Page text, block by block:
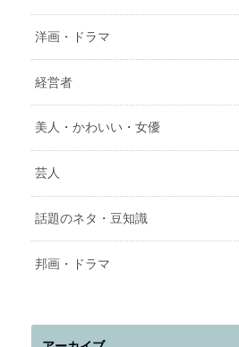
洋画・ドラマ
経営者
美人・かわいい・女優
芸人
話題のネタ・豆知識
邦画・ドラマ